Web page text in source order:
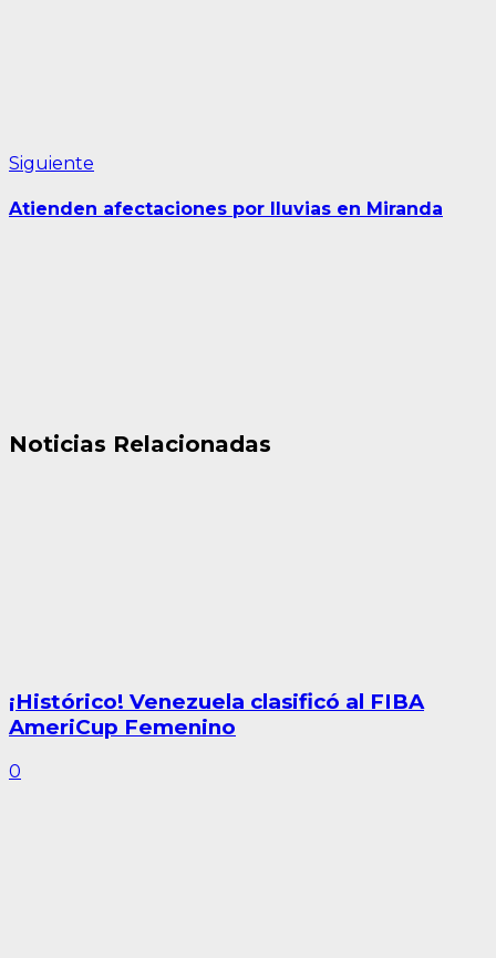
Siguiente
Atienden afectaciones por lluvias en Miranda
Noticias Relacionadas
¡Histórico! Venezuela clasificó al FIBA
AmeriCup Femenino
0